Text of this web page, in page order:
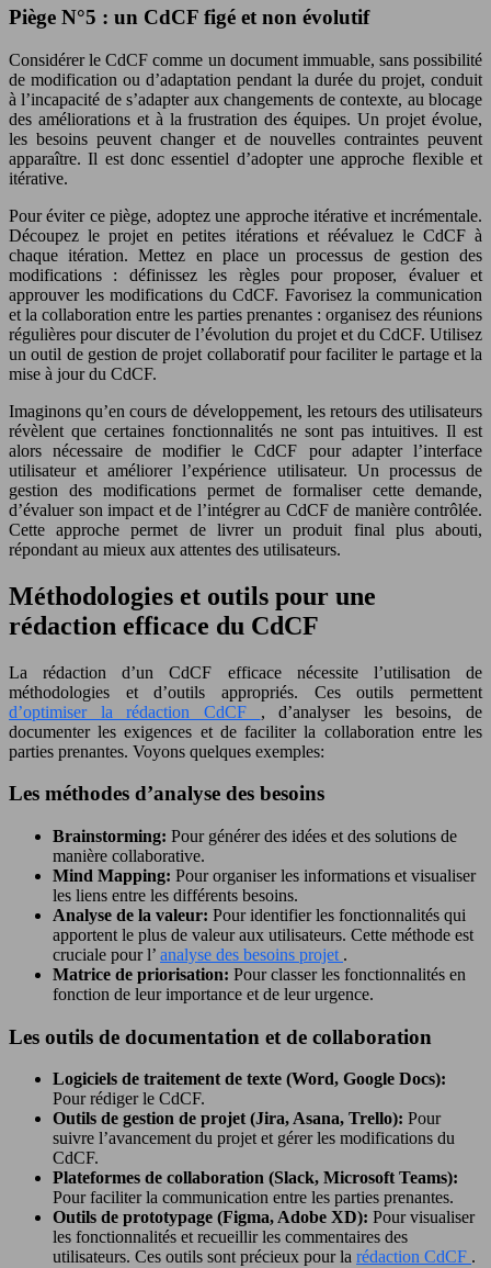
Piège N°5 : un CdCF figé et non évolutif
Considérer le CdCF comme un document immuable, sans possibilité
de modification ou d’adaptation pendant la durée du projet, conduit
à l’incapacité de s’adapter aux changements de contexte, au blocage
des améliorations et à la frustration des équipes. Un projet évolue,
les besoins peuvent changer et de nouvelles contraintes peuvent
apparaître. Il est donc essentiel d’adopter une approche flexible et
itérative.
Pour éviter ce piège, adoptez une approche itérative et incrémentale.
Découpez le projet en petites itérations et réévaluez le CdCF à
chaque itération. Mettez en place un processus de gestion des
modifications : définissez les règles pour proposer, évaluer et
approuver les modifications du CdCF. Favorisez la communication
et la collaboration entre les parties prenantes : organisez des réunions
régulières pour discuter de l’évolution du projet et du CdCF. Utilisez
un outil de gestion de projet collaboratif pour faciliter le partage et la
mise à jour du CdCF.
Imaginons qu’en cours de développement, les retours des utilisateurs
révèlent que certaines fonctionnalités ne sont pas intuitives. Il est
alors nécessaire de modifier le CdCF pour adapter l’interface
utilisateur et améliorer l’expérience utilisateur. Un processus de
gestion des modifications permet de formaliser cette demande,
d’évaluer son impact et de l’intégrer au CdCF de manière contrôlée.
Cette approche permet de livrer un produit final plus abouti,
répondant au mieux aux attentes des utilisateurs.
Méthodologies et outils pour une
rédaction efficace du CdCF
La rédaction d’un CdCF efficace nécessite l’utilisation de
méthodologies et d’outils appropriés. Ces outils permettent
d’optimiser la rédaction CdCF , d’analyser les besoins, de
documenter les exigences et de faciliter la collaboration entre les
parties prenantes. Voyons quelques exemples:
Les méthodes d’analyse des besoins
Brainstorming: Pour générer des idées et des solutions de
manière collaborative.
Mind Mapping: Pour organiser les informations et visualiser
les liens entre les différents besoins.
Analyse de la valeur: Pour identifier les fonctionnalités qui
apportent le plus de valeur aux utilisateurs. Cette méthode est
cruciale pour l’ analyse des besoins projet .
Matrice de priorisation: Pour classer les fonctionnalités en
fonction de leur importance et de leur urgence.
Les outils de documentation et de collaboration
Logiciels de traitement de texte (Word, Google Docs):
Pour rédiger le CdCF.
Outils de gestion de projet (Jira, Asana, Trello): Pour
suivre l’avancement du projet et gérer les modifications du
CdCF.
Plateformes de collaboration (Slack, Microsoft Teams):
Pour faciliter la communication entre les parties prenantes.
Outils de prototypage (Figma, Adobe XD): Pour visualiser
les fonctionnalités et recueillir les commentaires des
utilisateurs. Ces outils sont précieux pour la rédaction CdCF .